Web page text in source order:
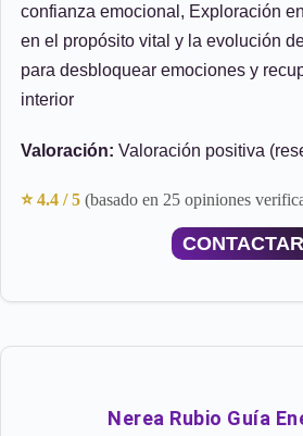
confianza emocional, Exploración
en el propósito vital y la evolución
para desbloquear emociones y
interior
Valoración: Valoración positiva
⭐ 4.4 / 5 (basado en 25 opiniones
CONTACTAR
Nerea Rubio Guía